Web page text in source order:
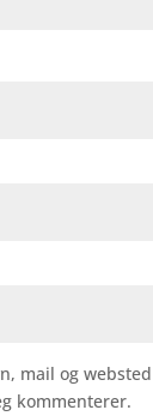
mail og
kommenterer.